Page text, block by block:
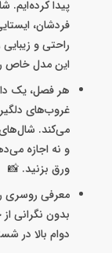
پیدا
فردشان،
راحتی و
این مدل خاص
هر فصل، یک
غروب‌های
می‌کند.
و نه اجازه
ورق بزنید. 📸
معرفی روسری
بدون نگرانی
دوام بالا در